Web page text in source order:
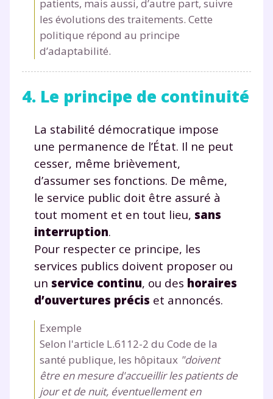
patients, mais aussi, d’autre part, suivre
les évolutions des traitements. Cette
politique répond au principe
d’adaptabilité.
4. Le principe de continuité
La stabilité démocratique impose
une permanence de l’État. Il ne peut
cesser, même brièvement,
d’assumer ses fonctions. De même,
le service public doit être assuré à
tout moment et en tout lieu, sans
interruption.
Pour respecter ce principe, les
services publics doivent proposer ou
un service continu, ou des horaires
d’ouvertures précis et annoncés.
Exemple
Selon l'article L.6112-2 du Code de la
santé publique, les hôpitaux "doivent
être en mesure d'accueillir les patients de
jour et de nuit, éventuellement en